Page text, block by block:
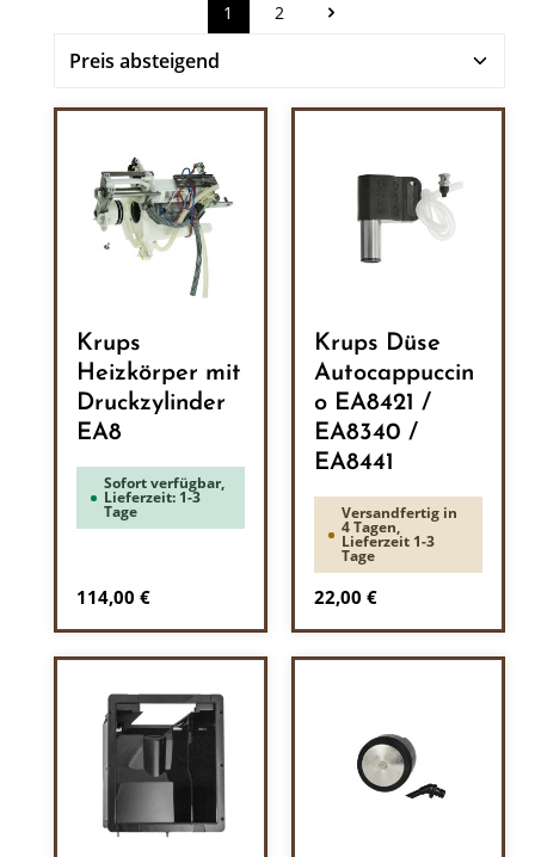
Seite
1 Seite
2
Krups
Heizkörper mit
Druckzylinder
EA8
Sofort verfügbar,
Lieferzeit: 1-3
Tage
Regulärer Preis:
114,00 €
Krups Düse
Autocappuccin
o EA8421 /
EA8340 /
EA8441
Versandfertig in
4 Tagen,
Lieferzeit 1-3
Tage
Regulärer Preis:
22,00 €